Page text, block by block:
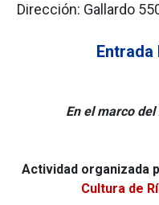
Dirección: Gallardo
En el marco
Actividad organizada
Cultura de